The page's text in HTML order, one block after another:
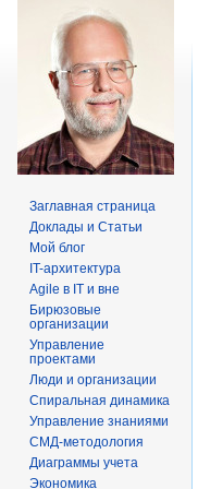
Заглавная страница
Доклады и Статьи
Мой блог
IT-архитектура
Agile в IT и вне
Бирюзовые
организации
Управление
проектами
Люди и организации
Спиральная динамика
Управление знаниями
СМД-методология
Диаграммы учета
Экономика